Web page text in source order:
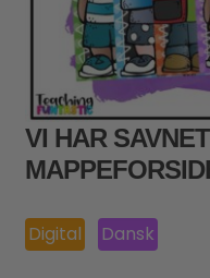
VI HAR
Digital Dansk